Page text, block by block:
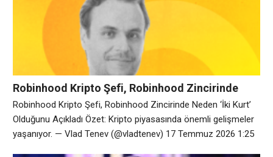
için bir öneride bulundu ve Eylül ayı için kripto piyasası yapı
tasarısında önemli bir prosedür oylaması hazırladı.
Robinhood Kripto Şefi, Robinhood Zincirinde
Neden ‘İki Kurt’ Olduğunu Açıkladı
Robinhood Kripto Şefi, Robinhood Zincirinde Neden ‘İki Kurt’
Olduğunu Açıkladı Özet: Kripto piyasasında önemli gelişmeler
yaşanıyor. — Vlad Tenev (@vladtenev) 17 Temmuz 2026 1:25